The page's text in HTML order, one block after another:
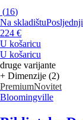
(16)
Na skladištu
224 €
U košaricu
U košaricu
druge varijante
+ Dimenzije (2)
PremiumNovitet
Bloomingville